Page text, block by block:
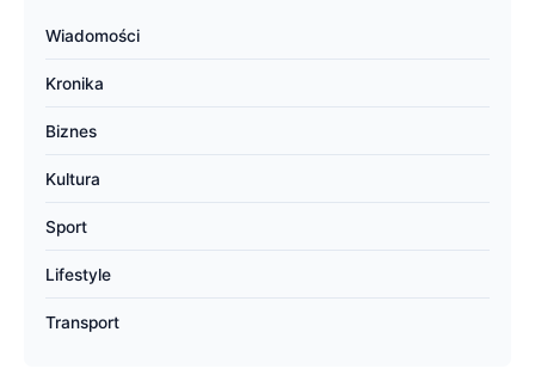
Wiadomości
Kronika
Biznes
Kultura
Sport
Lifestyle
Transport